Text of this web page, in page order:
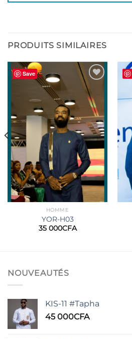
PRODUITS SIMILAIRES
Save
Ajouter
à la
wishlist
HOMME
YOR-H03
35 000CFA
NOUVEAUTÉS
KIS-11 #Tapha
45 000CFA